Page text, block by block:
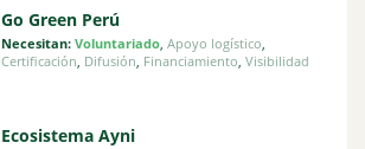
Go Green Perú
Necesitan: Voluntariado, Apoyo logístico
Certificación Difusión Financiamiento Visibilidad
Ecosistema Ayni